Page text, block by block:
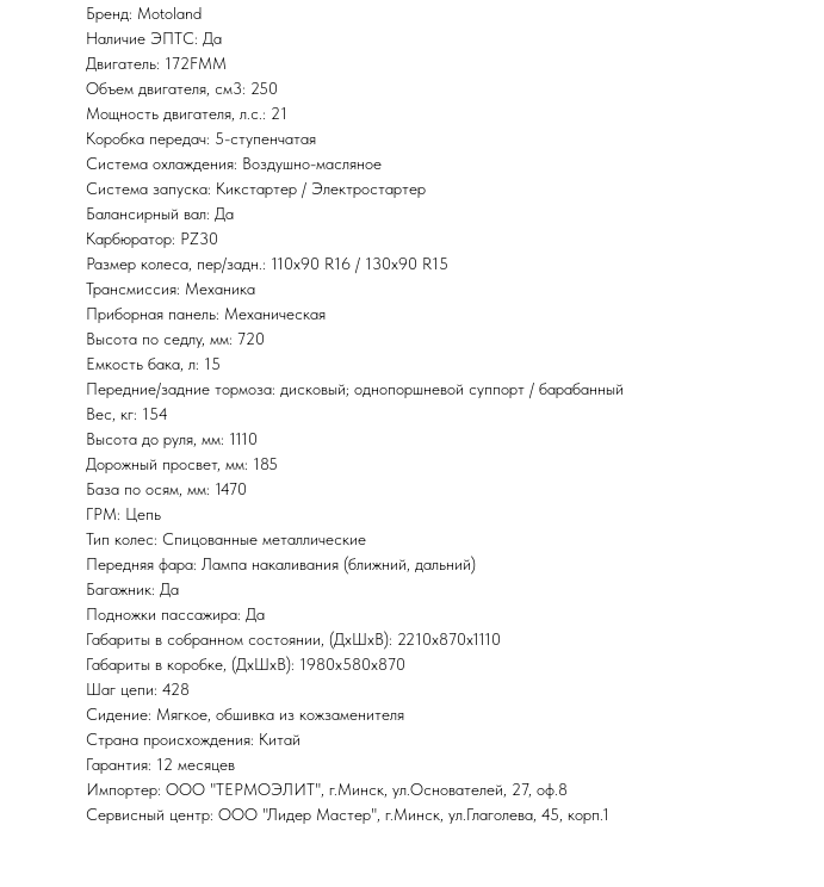
Бренд: Motoland
Наличие ЭПТС: Да
Двигатель: 172FMM
Объем двигателя, см3: 250
Мощность двигателя, л.с.: 21
Коробка передач: 5-ступенчатая
Система охлаждения: Воздушно-масляное
Система запуска: Кикстартер / Электростартер
Балансирный вал: Да
Карбюратор: PZ30
Размер колеса, пер/задн.: 110х90 R16 / 130х90 R15
Трансмиссия: Механика
Приборная панель: Механическая
Высота по седлу, мм: 720
Емкость бака, л: 15
Передние/задние тормоза: дисковый; однопоршневой суппорт / барабанный
Вес, кг: 154
Высота до руля, мм: 1110
Дорожный просвет, мм: 185
База по осям, мм: 1470
ГРМ: Цепь
Тип колес: Спицованные металлические
Передняя фара: Лампа накаливания (ближний, дальний)
Багажник: Да
Подножки пассажира: Да
Габариты в собранном состоянии, (ДхШхВ): 2210х870х1110
Габариты в коробке, (ДхШхВ): 1980х580х870
Шаг цепи: 428
Сидение: Мягкое, обшивка из кожзаменителя
Страна происхождения: Китай
Гарантия: 12 месяцев
Импортер: ООО "ТЕРМОЭЛИТ", г.Минск, ул.Основателей, 27, оф.8
Сервисный центр: ООО "Лидер Мастер", г.Минск, ул.Глаголева, 45, корп.1